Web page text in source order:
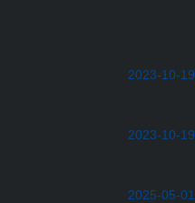
2023-10-19
2023-10-19
2025-05-01